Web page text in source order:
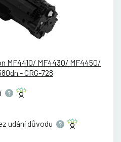
MF4410/ MF4430/ MF4450/
- CRG-728
udánídůvodu